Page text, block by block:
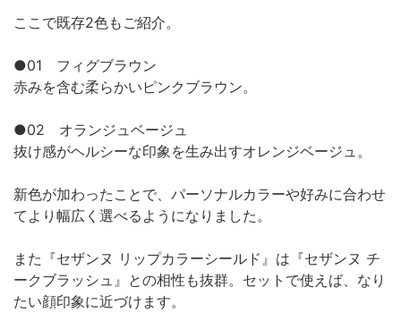
ここで既存2色もご紹介。
●01 フィグブラウン
赤みを含む柔らかいピンクブラウン。
●02 オランジュベージュ
抜け感がヘルシーな印象を生み出すオレンジベージュ。
新色が加わったことで、パーソナルカラーや好みに合わせ
てより幅広く選べるようになりました。
また『セザンヌ リップカラーシールド』は『セザンヌ チ
ークブラッシュ』との相性も抜群。セットで使えば、なり
たい顔印象に近づけます。